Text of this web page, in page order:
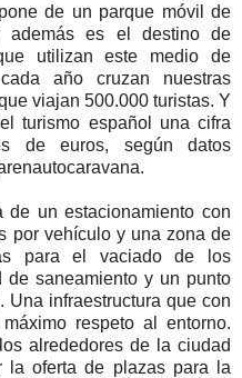
de un parque móvil de
además es el destino de
utilizan este medio de
año cruzan nuestras
viajan 500.000 turistas. Y
turismo español una cifra
de euros, según datos
un estacionamiento con
por vehículo y una zona de
para el vaciado de los
saneamiento y un punto
infraestructura que con
respeto al entorno.
alrededores de la ciudad
la oferta de plazas para la